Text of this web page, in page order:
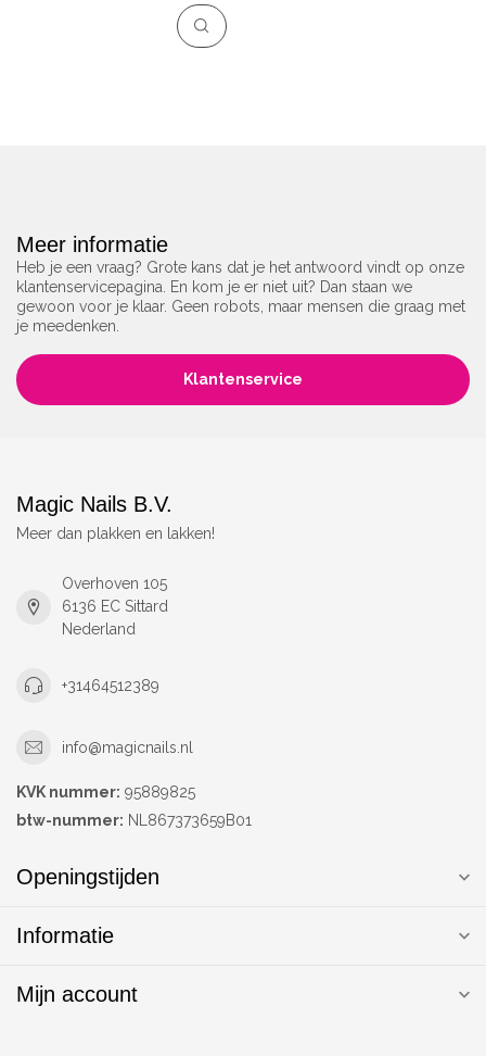
Meer informatie
Heb je een vraag? Grote kans dat je het antwoord vindt op onze
klantenservicepagina. En kom je er niet uit? Dan staan we
gewoon voor je klaar. Geen robots, maar mensen die graag met
je meedenken.
Klantenservice
Magic Nails B.V.
Meer dan plakken en lakken!
Overhoven 105
6136 EC Sittard
Nederland
+31464512389
info@magicnails.nl
KVK nummer: 95889825
btw-nummer: NL867373659B01
Openingstijden
Informatie
Mijn account